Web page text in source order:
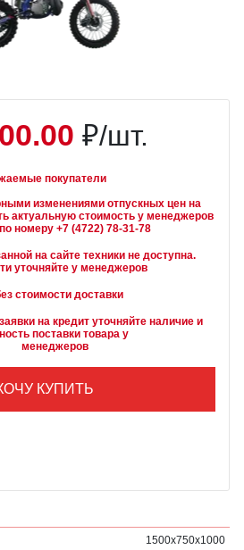
₽/шт.
покупатели
актуальную стоимость у менеджеров
на сайте техники не доступна.
уточняйте у менеджеров
стоимости доставки
на кредит уточняйте наличие и
поставки товара у
        менеджеров
КУПИТЬ
1500х750х1000